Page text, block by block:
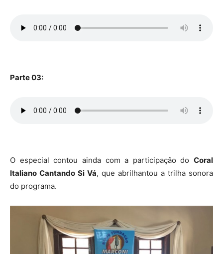
Parte 03:
O especial contou ainda com a participação do Coral
Italiano Cantando Si Vá, que abrilhantou a trilha sonora
do programa.